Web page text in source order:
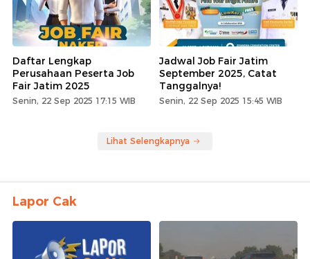
Daftar Lengkap
Perusahaan Peserta Job
Fair Jatim 2025
Senin, 22 Sep 2025 17:15 WIB
Jadwal Job Fair Jatim
September 2025, Catat
Tanggalnya!
Senin, 22 Sep 2025 15:45 WIB
Lihat Selengkapnya
Lapor Cak